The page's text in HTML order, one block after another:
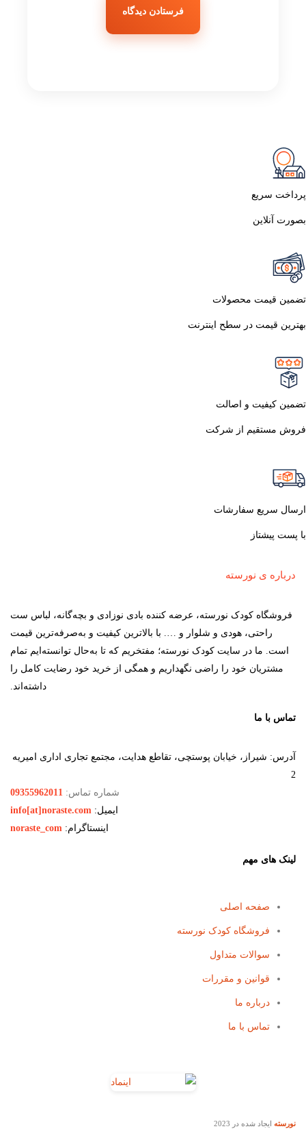
پرداخت سریع
بصورت آنلاین
تضمین قیمت محصولات
بهترین قیمت در سطح اینترنت
تضمین کیفیت و اصالت
فروش مستقیم از شرکت
ارسال سریع سفارشات
با پست پیشتاز
درباره ی نورسته
فروشگاه کودک نورسته، عرضه کننده بادی نوزادی و بچه‌گانه، لباس ست
راحتی، هودی و شلوار و …. با بالاترین کیفیت و به‌صرفه‌ترین قیمت
است. ما در سایت کودک نورسته؛ مفتخریم که تا به‌حال توانسته‌ایم تمام
مشتریان خود را راضی نگهداریم و همگی از خرید خود رضایت کامل را
داشته‌اند.
تماس با ما
آدرس: شیراز، خیابان پوستچی، تقاطع هدایت، مجتمع تجاری اداری امیریه
2
شماره تماس: 09355962011
ایمیل: info[at]noraste.com
اینستاگرام: noraste_com
لینک های مهم
صفحه اصلی
فروشگاه کودک نورسته
سوالات متداول
قوانین و مقررات
درباره ما
تماس با ما
نورسته ایجاد شده در 2023